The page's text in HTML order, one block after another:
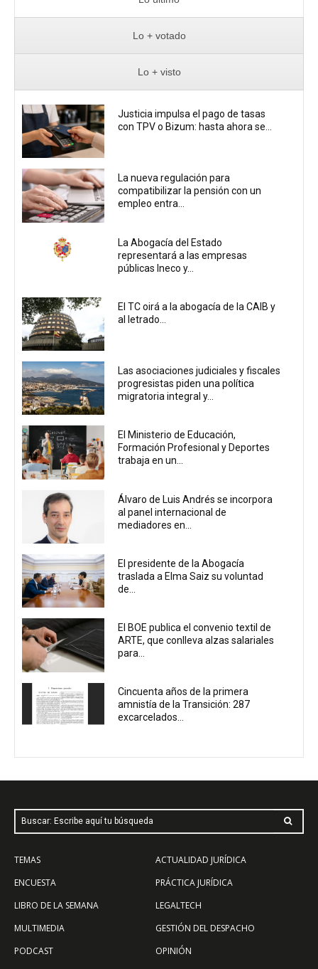
Lo + votado
Lo + visto
Justicia impulsa el pago de tasas
con TPV o Bizum: hasta ahora se...
La nueva regulación para
compatibilizar la pensión con un
empleo entra...
La Abogacía del Estado
representará a las empresas
públicas Ineco y...
El TC oirá a la abogacía de la CAIB y
al letrado...
Las asociaciones judiciales y fiscales
progresistas piden una política
migratoria integral y...
El Ministerio de Educación,
Formación Profesional y Deportes
trabaja en un...
Álvaro de Luis Andrés se incorpora
al panel internacional de
mediadores en...
El presidente de la Abogacía
traslada a Elma Saiz su voluntad
de...
El BOE publica el convenio textil de
ARTE, que conlleva alzas salariales
para...
Cincuenta años de la primera
amnistía de la Transición: 287
excarcelados...
Buscar: Escribe aquí tu búsqueda
TEMAS
ENCUESTA
LIBRO DE LA SEMANA
MULTIMEDIA
PODCAST
ACTUALIDAD JURÍDICA
PRÁCTICA JURÍDICA
LEGALTECH
GESTIÓN DEL DESPACHO
OPINIÓN